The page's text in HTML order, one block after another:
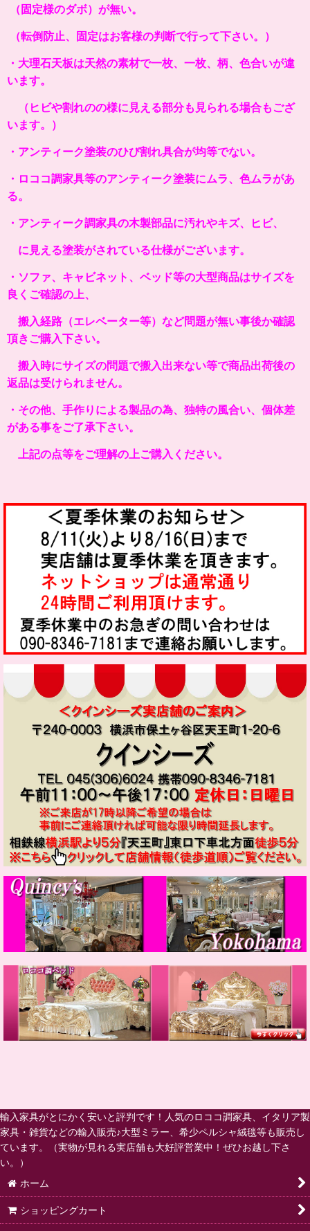
（固定様のダボ）が無い。
（転倒防止、固定はお客様の判断で行って下さい。）
・大理石天板は天然の素材で一枚、一枚、柄、色合いが違
います。
（ヒビや割れのの様に見える部分も見られる場合もござ
います。）
・アンティーク塗装のひび割れ具合が均等でない。
・ロココ調家具等のアンティーク塗装にムラ、色ムラがあ
る。
・アンティーク調家具の木製部品に汚れやキズ、ヒビ、
に見える塗装がされている仕様がございます。
・ソファ、キャビネット、ベッド等の大型商品はサイズを
良くご確認の上、
搬入経路（エレベーター等）など問題が無い事後か確認
頂きご購入下さい。
搬入時にサイズの問題で搬入出来ない等で商品出荷後の
返品は受けられません。
・その他、手作りによる製品の為、独特の風合い、個体差
がある事をご了承下さい。
上記の点等をご理解の上ご購入ください。
輸入家具がとにかく安いと評判です！人気のロココ調家具、イタリア製
家具・雑貨などの輸入販売♪大型ミラー、希少ペルシャ絨毯等も販売し
ています。（実物が見れる実店舗も大好評営業中！ぜひお越し下さ
い。）
ホーム
ショッピングカート